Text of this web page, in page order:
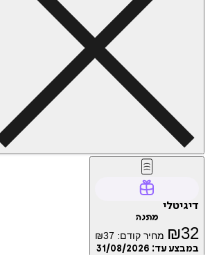
דיגיטלי
מתנה
₪32 מחיר קודם: ₪37
במבצע עד: 31/08/2026